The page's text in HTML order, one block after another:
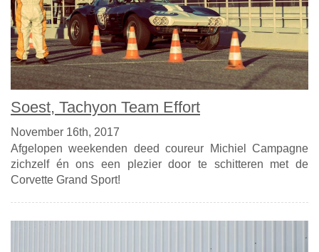
Soest, Tachyon Team Effort
November 16th, 2017
Afgelopen weekenden deed coureur Michiel Campagne
zichzelf én ons een plezier door te schitteren met de
Corvette Grand Sport!